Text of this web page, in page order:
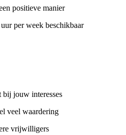
positieve manier
per week beschikbaar
jouw interesses
veel waardering
vrijwilligers